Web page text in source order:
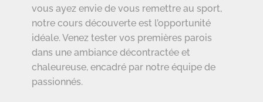
vous ayez envie de vous remettre au sport,
notre cours découverte est l’opportunité
idéale. Venez tester vos premières parois
dans une ambiance décontractée et
chaleureuse, encadré par notre équipe de
passionnés.